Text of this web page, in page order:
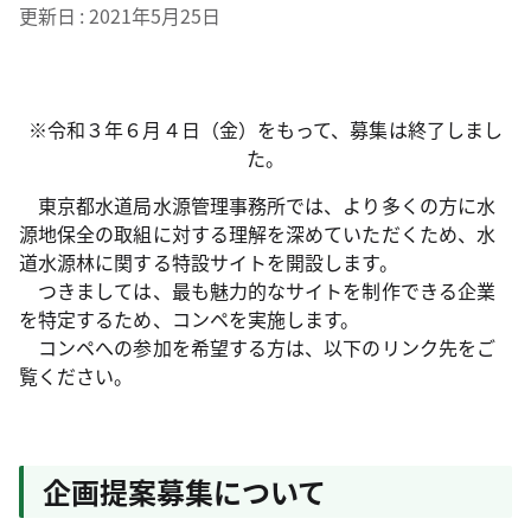
更新日 2021年5月25日
※令和３年６月４日（金）をもって、募集は終了しまし
た。
東京都水道局水源管理事務所では、より多くの方に水
源地保全の取組に対する理解を深めていただくため、水
道水源林に関する特設サイトを開設します。
つきましては、最も魅力的なサイトを制作できる企業
を特定するため、コンペを実施します。
コンペへの参加を希望する方は、以下のリンク先をご
覧ください。
企画提案募集について